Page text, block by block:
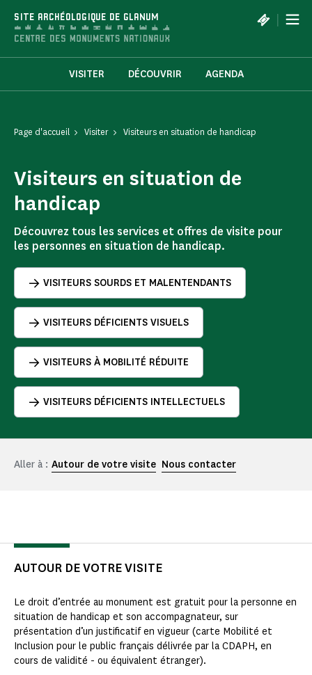
SITE ARCHÉOLOGIQUE DE GLANUM |
VISITER DÉCOUVRIR AGENDA
Page d'accueil Visiter Visiteurs en situation de handicap
Visiteurs en situation de
handicap
Découvrez tous les services et offres de visite pour
les personnes en situation de handicap.
VISITEURS SOURDS ET MALENTENDANTS
VISITEURS DÉFICIENTS VISUELS
VISITEURS À MOBILITÉ RÉDUITE
VISITEURS DÉFICIENTS INTELLECTUELS
Aller à : Autour de votre visite Nous contacter
AUTOUR DE VOTRE VISITE
Le droit d’entrée au monument est gratuit pour la personne en
situation de handicap et son accompagnateur, sur
présentation d’un justificatif en vigueur (carte Mobilité et
Inclusion pour le public français délivrée par la CDAPH, en
cours de validité - ou équivalent étranger).